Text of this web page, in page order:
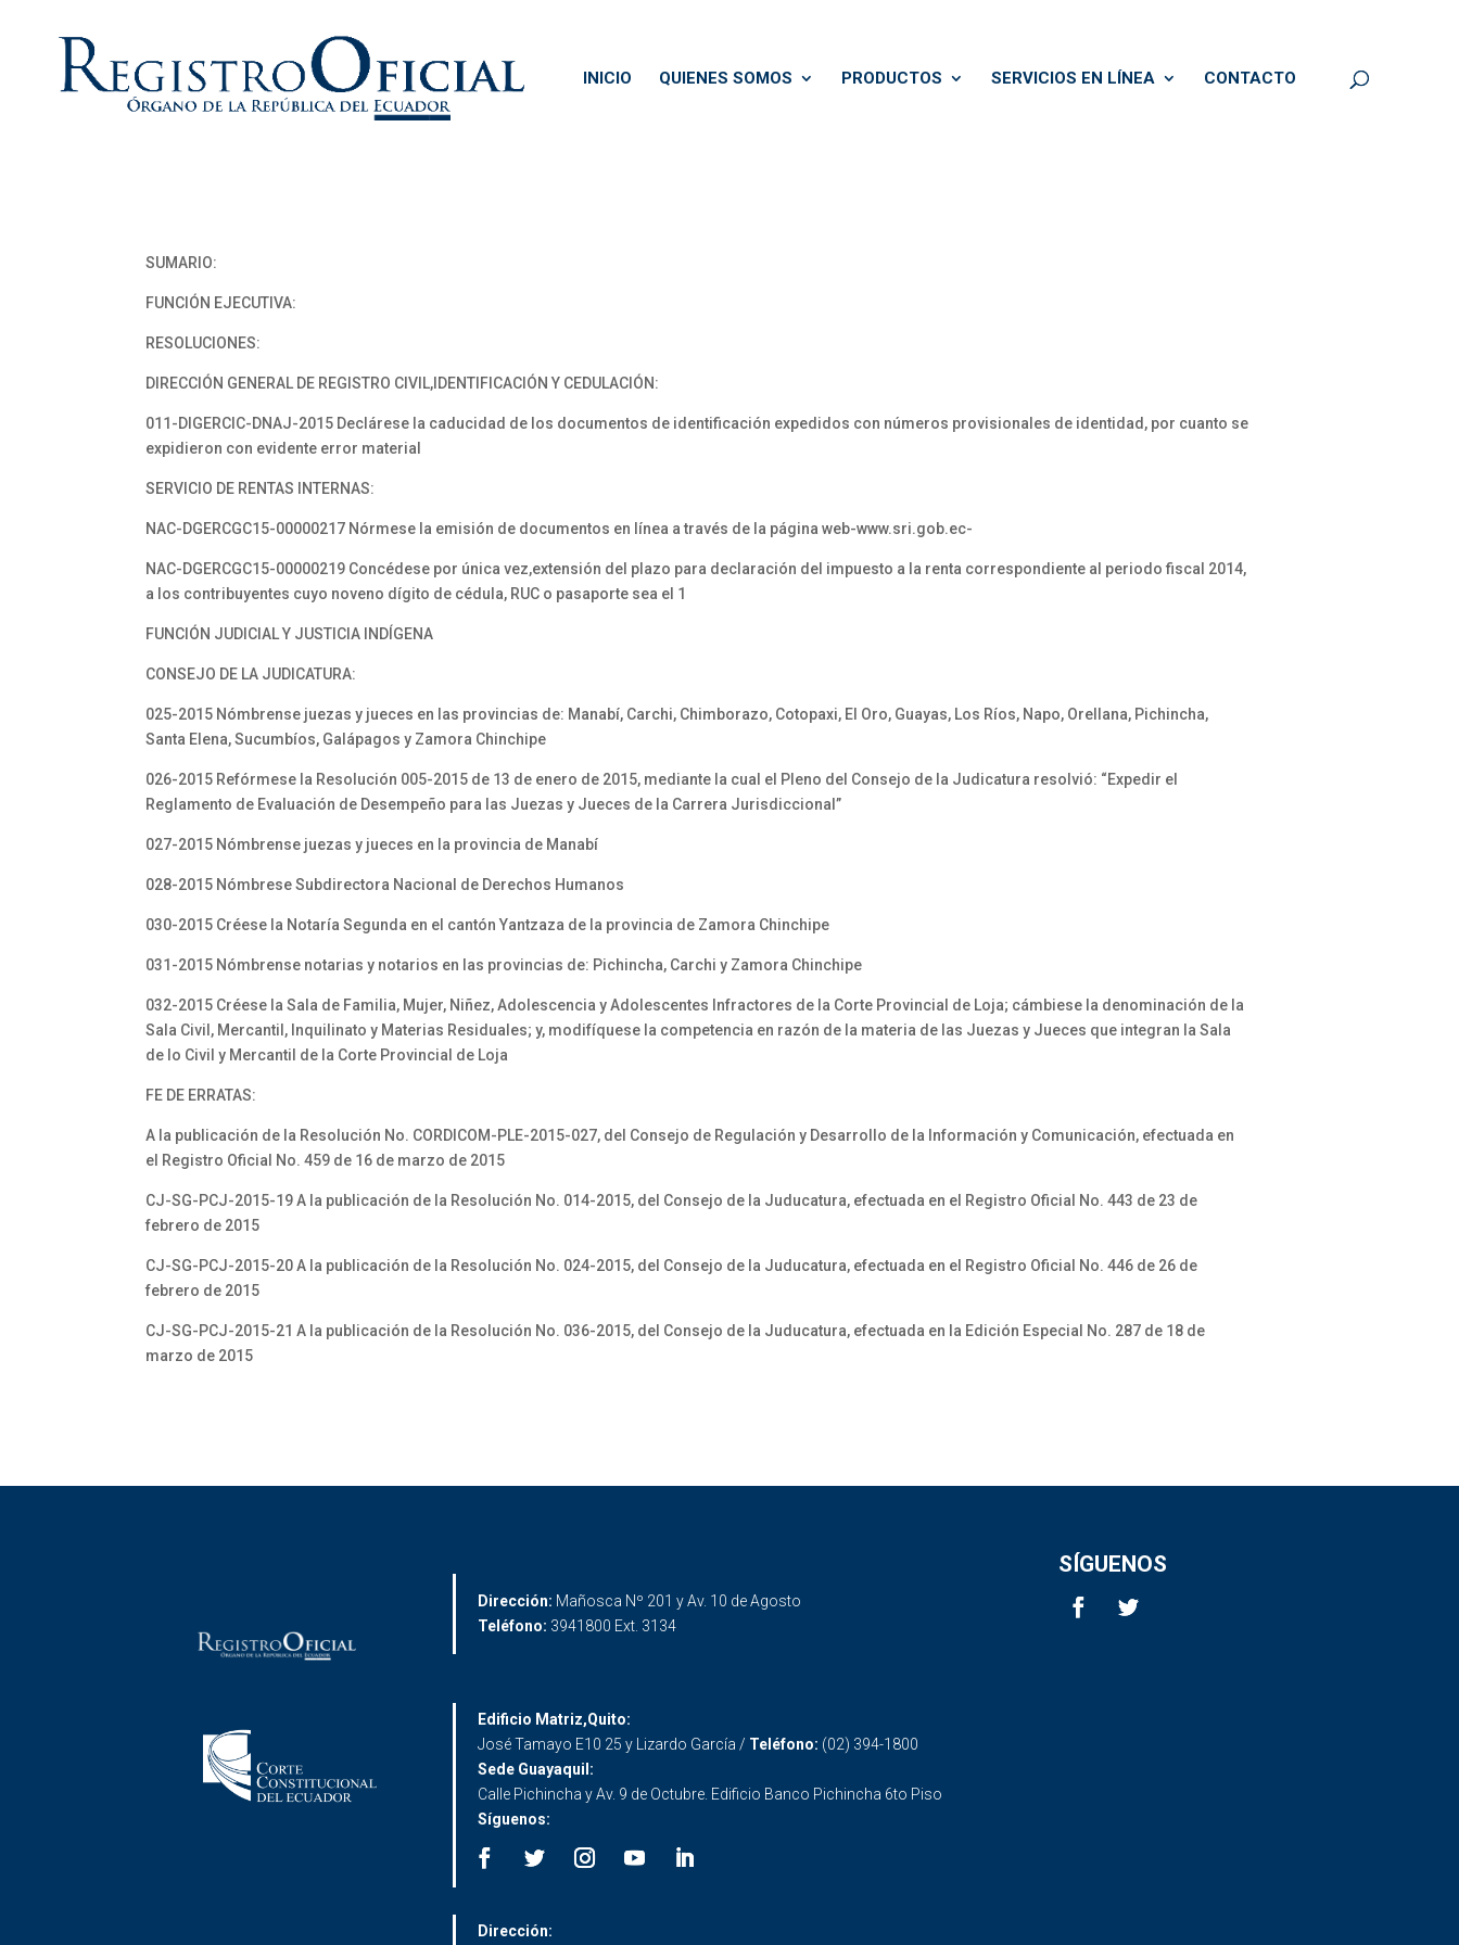
INICIO QUIENES SOMOS PRODUCTOS SERVICIOS EN LÍNEA CONTACTO
SUMARIO:
FUNCIÓN EJECUTIVA:
RESOLUCIONES:
DIRECCIÓN GENERAL DE REGISTRO CIVIL,IDENTIFICACIÓN Y CEDULACIÓN:
011-DIGERCIC-DNAJ-2015 Declárese la caducidad de los documentos de identificación expedidos con números provisionales de identidad, por cuanto se
expidieron con evidente error material
SERVICIO DE RENTAS INTERNAS:
NAC-DGERCGC15-00000217 Nórmese la emisión de documentos en línea a través de la página web-www.sri.gob.ec-
NAC-DGERCGC15-00000219 Concédese por única vez,extensión del plazo para declaración del impuesto a la renta correspondiente al periodo fiscal 2014,
a los contribuyentes cuyo noveno dígito de cédula, RUC o pasaporte sea el 1
FUNCIÓN JUDICIAL Y JUSTICIA INDÍGENA
CONSEJO DE LA JUDICATURA:
025-2015 Nómbrense juezas y jueces en las provincias de: Manabí, Carchi, Chimborazo, Cotopaxi, El Oro, Guayas, Los Ríos, Napo, Orellana, Pichincha,
Santa Elena, Sucumbíos, Galápagos y Zamora Chinchipe
026-2015 Refórmese la Resolución 005-2015 de 13 de enero de 2015, mediante la cual el Pleno del Consejo de la Judicatura resolvió: “Expedir el
Reglamento de Evaluación de Desempeño para las Juezas y Jueces de la Carrera Jurisdiccional”
027-2015 Nómbrense juezas y jueces en la provincia de Manabí
028-2015 Nómbrese Subdirectora Nacional de Derechos Humanos
030-2015 Créese la Notaría Segunda en el cantón Yantzaza de la provincia de Zamora Chinchipe
031-2015 Nómbrense notarias y notarios en las provincias de: Pichincha, Carchi y Zamora Chinchipe
032-2015 Créese la Sala de Familia, Mujer, Niñez, Adolescencia y Adolescentes Infractores de la Corte Provincial de Loja; cámbiese la denominación de la
Sala Civil, Mercantil, Inquilinato y Materias Residuales; y, modifíquese la competencia en razón de la materia de las Juezas y Jueces que integran la Sala
de lo Civil y Mercantil de la Corte Provincial de Loja
FE DE ERRATAS:
A la publicación de la Resolución No. CORDICOM-PLE-2015-027, del Consejo de Regulación y Desarrollo de la Información y Comunicación, efectuada en
el Registro Oficial No. 459 de 16 de marzo de 2015
CJ-SG-PCJ-2015-19 A la publicación de la Resolución No. 014-2015, del Consejo de la Juducatura, efectuada en el Registro Oficial No. 443 de 23 de
febrero de 2015
CJ-SG-PCJ-2015-20 A la publicación de la Resolución No. 024-2015, del Consejo de la Juducatura, efectuada en el Registro Oficial No. 446 de 26 de
febrero de 2015
CJ-SG-PCJ-2015-21 A la publicación de la Resolución No. 036-2015, del Consejo de la Juducatura, efectuada en la Edición Especial No. 287 de 18 de
marzo de 2015
Dirección: Mañosca Nº 201 y Av. 10 de Agosto
Teléfono: 3941800 Ext. 3134
SÍGUENOS
Edificio Matriz,Quito:
José Tamayo E10 25 y Lizardo García / Teléfono: (02) 394-1800
Sede Guayaquil:
Calle Pichincha y Av. 9 de Octubre. Edificio Banco Pichincha 6to Piso
Síguenos:
Dirección: